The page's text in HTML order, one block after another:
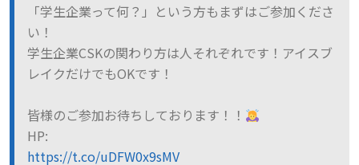
「学生企業って何？」という方もまずはご参加くださ
い！
学生企業CSKの関わり方は人それぞれです！アイスブ
レイクだけでもOKです！
皆様のご参加お待ちしております！！
HP:
https://t.co/uDFW0x9sMV